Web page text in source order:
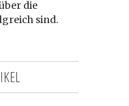
die
sind.